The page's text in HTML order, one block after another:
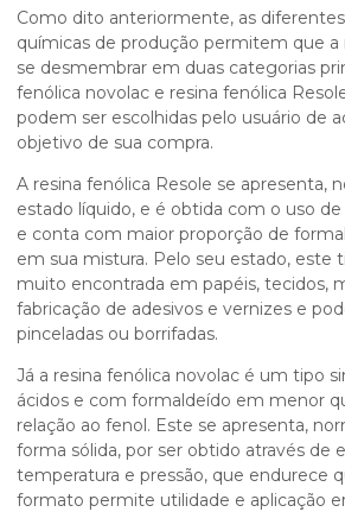
Como dito anteriormente, as
químicas de produção permitem que a
se desmembrar em duas categorias
fenólica novolac e resina fenólica
podem ser escolhidas pelo usuário de
objetivo de sua compra.
A resina fenólica Resole se apresenta,
estado líquido, e é obtida com o uso
e conta com maior proporção de
em sua mistura. Pelo seu estado, este
muito encontrada em papéis, tecidos,
fabricação de adesivos e vernizes e
pinceladas ou borrifadas.
Já a resina fenólica novolac é um tipo
ácidos e com formaldeído em menor
relação ao fenol. Este se apresenta,
forma sólida, por ser obtido através de
temperatura e pressão, que endurece
formato permite utilidade e aplicação